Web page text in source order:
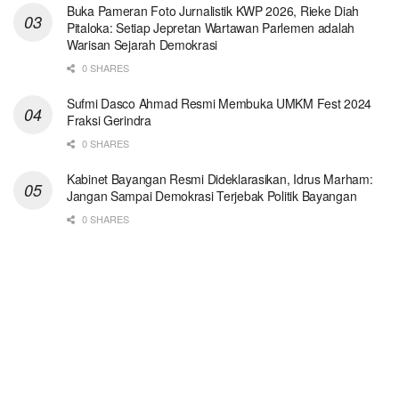
Buka Pameran Foto Jurnalistik KWP 2026, Rieke Diah
Pitaloka: Setiap Jepretan Wartawan Parlemen adalah
Warisan Sejarah Demokrasi
0 SHARES
Sufmi Dasco Ahmad Resmi Membuka UMKM Fest 2024
Fraksi Gerindra
0 SHARES
Kabinet Bayangan Resmi Dideklarasikan, Idrus Marham:
Jangan Sampai Demokrasi Terjebak Politik Bayangan
0 SHARES